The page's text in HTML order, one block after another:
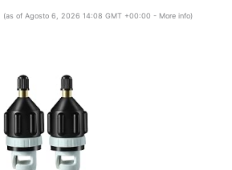
(as of Agosto 6, 2026 14:08 GMT +00:00 - More info)